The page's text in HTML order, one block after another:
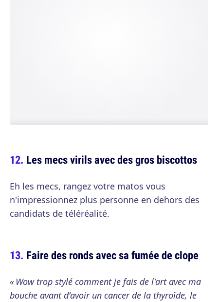
Les mecs virils avec des gros biscottos
Eh les mecs, rangez votre matos vous
n'impressionnez plus personne en dehors des
candidats de téléréalité.
Faire des ronds avec sa fumée de clope
« Wow trop stylé comment je fais de l'art avec ma
bouche avant d'avoir un cancer de la thyroïde, le